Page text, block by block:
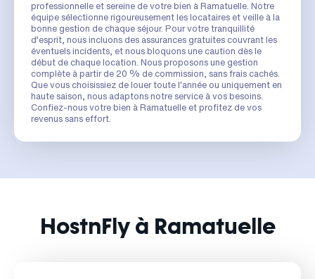
professionnelle et sereine de votre bien à Ramatuelle. Notre
équipe sélectionne rigoureusement les locataires et veille à la
bonne gestion de chaque séjour. Pour votre tranquillité
d’esprit, nous incluons des assurances gratuites couvrant les
éventuels incidents, et nous bloquons une caution dès le
début de chaque location. Nous proposons une gestion
complète à partir de 20 % de commission, sans frais cachés.
Que vous choisissiez de louer toute l'année ou uniquement en
haute saison, nous adaptons notre service à vos besoins.
Confiez-nous votre bien à Ramatuelle et profitez de vos
revenus sans effort.
HostnFly à Ramatuelle